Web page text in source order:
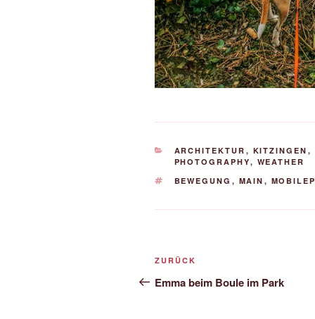
KATEGORIEN
ARCHITEKTUR , KITZINGEN ,
PHOTOGRAPHY, WEATHER
SCHLAGWÖRTER
BEWEGUNG , MAIN ,
Beitrags-
Navigation
Vorheriger
Beitrag
ZURÜCK
Emma beim Boule im Park